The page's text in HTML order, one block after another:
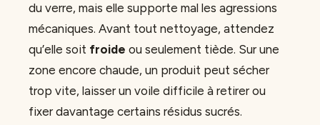
du verre, mais elle supporte mal les agressions
mécaniques. Avant tout nettoyage, attendez
qu’elle soit froide ou seulement tiède. Sur une
zone encore chaude, un produit peut sécher
trop vite, laisser un voile difficile à retirer ou
fixer davantage certains résidus sucrés.